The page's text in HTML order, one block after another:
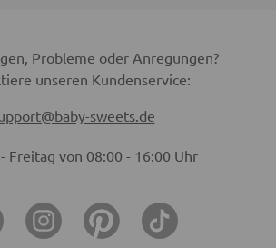
Probleme oder Anregungen?
unseren Kundenservice:
sweets.de
Freitag von 08:00 - 16:00 Uhr